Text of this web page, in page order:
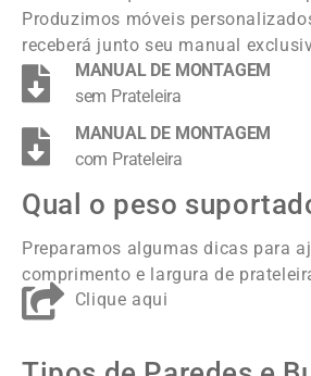
Produzimos móveis
receberá junto seu manual
MANUAL DE MONTAGEM
sem Prateleira
MANUAL DE MONTAGEM
com Prateleira
Qual o peso
Preparamos algumas dicas para
comprimento e largura de
Clique aqui